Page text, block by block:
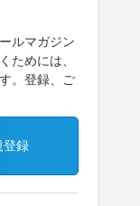
ルマガジン
ためには、
。登録、ご
登録